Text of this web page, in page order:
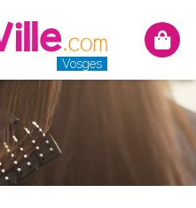
Vosges
Mon
panier